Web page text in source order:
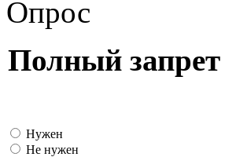
Опрос
Полный
Нужен
Не нужен